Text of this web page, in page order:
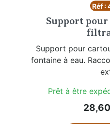
Réf :
Support
Support pour
fontaine à eau.
Prêt à être
Prix